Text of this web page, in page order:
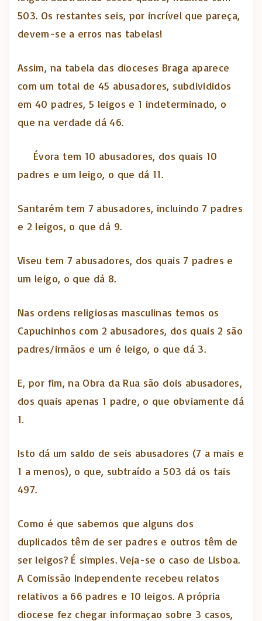
503. Os restantes seis, por incrível que pareça,
devem-se a erros nas tabelas!
Assim, na tabela das dioceses Braga aparece
com um total de 45 abusadores, subdivididos
em 40 padres, 5 leigos e 1 indeterminado, o
que na verdade dá 46.
Évora tem 10 abusadores, dos quais 10
padres e um leigo, o que dá 11.
Santarém tem 7 abusadores, incluindo 7 padres
e 2 leigos, o que dá 9.
Viseu tem 7 abusadores, dos quais 7 padres e
um leigo, o que dá 8.
Nas ordens religiosas masculinas temos os
Capuchinhos com 2 abusadores, dos quais 2 são
padres/irmãos e um é leigo, o que dá 3.
E, por fim, na Obra da Rua são dois abusadores,
dos quais apenas 1 padre, o que obviamente dá
1.
Isto dá um saldo de seis abusadores (7 a mais e
1 a menos), o que, subtraído a 503 dá os tais
497.
Como é que sabemos que alguns dos
duplicados têm de ser padres e outros têm de
ser leigos? É simples. Veja-se o caso de Lisboa.
A Comissão Independente recebeu relatos
relativos a 66 padres e 10 leigos. A própria
diocese fez chegar informaçao sobre 3 casos,